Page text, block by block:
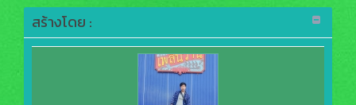
สร้างโดย :